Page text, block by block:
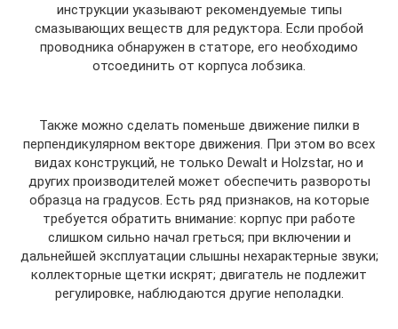
инструкции указывают рекомендуемые типы
смазывающих веществ для редуктора. Если пробой
проводника обнаружен в статоре, его необходимо
отсоединить от корпуса лобзика.
Также можно сделать поменьше движение пилки в
перпендикулярном векторе движения. При этом во всех
видах конструкций, не только Dewalt и Holzstar, но и
других производителей может обеспечить развороты
образца на градусов. Есть ряд признаков, на которые
требуется обратить внимание: корпус при работе
слишком сильно начал греться; при включении и
дальнейшей эксплуатации слышны нехарактерные звуки;
коллекторные щетки искрят; двигатель не подлежит
регулировке, наблюдаются другие неполадки.